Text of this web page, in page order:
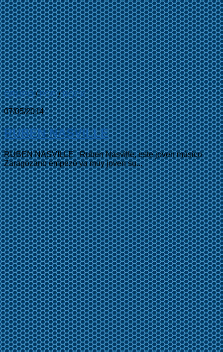
GRUPO/POP/ROCK
07/05/2014
RUBEN NASVILLE
RUBEN NASVILLE Ruben Nasville, este joven músico
Zaragozano empezó ya muy joven su...